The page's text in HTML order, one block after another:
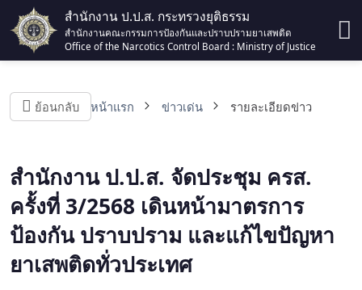
สำนักงาน ป.ป.ส. กระทรวงยุติธรรม
สำนักงานคณะกรรมการป้องกันและปราบปรามยาเสพติด
Office of the Narcotics Control Board : Ministry of Justice
ย้อนกลับ หน้าแรก ข่าวเด่น รายละเอียดข่าว
สำนักงาน ป.ป.ส. จัดประชุม ครส.
ครั้งที่ 3/2568 เดินหน้ามาตรการ
ป้องกัน ปราบปราม และแก้ไขปัญหา
ยาเสพติดทั่วประเทศ